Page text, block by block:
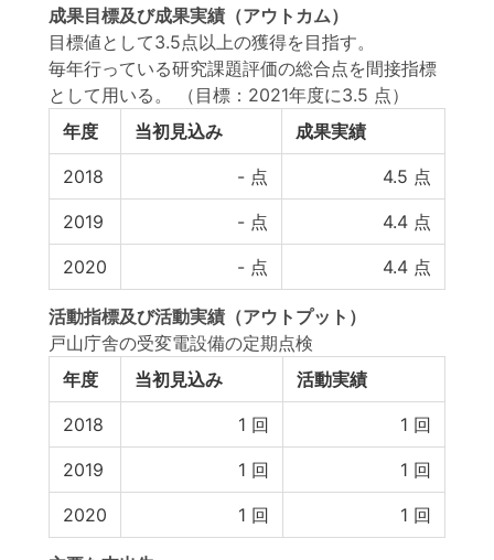
成果目標及び成果実績 （アウトカム）
目標値として3.5点以上の獲得を目指す。
毎年行っている研究課題評価の総合点を間接指標
として用いる。
（目標：2021年度に3.5 点）
年度
当初見込み 成果実績
2018 - 点 4.5 点
2019 - 点 4.4 点
2020 - 点 4.4 点
活動指標及び活動実績 （アウトプット）
戸山庁舎の受変電設備の定期点検
年度
当初見込み 活動実績
2018 1 回 1 回
2019 1 回 1 回
2020 1 回 1 回